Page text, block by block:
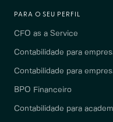
PARA O SEU PERFIL
CFO as a Service
Contabilidade para
Contabilidade para
BPO Financeiro
Contabilidade para